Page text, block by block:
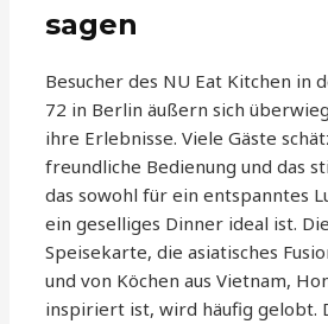
sagen
Besucher des NU Eat Kitchen in
72 in Berlin äußern sich
ihre Erlebnisse. Viele Gäste
freundliche Bedienung und das
das sowohl für ein entspanntes
ein geselliges Dinner ideal ist.
Speisekarte, die asiatisches
und von Köchen aus Vietnam,
inspiriert ist, wird häufig gelobt.